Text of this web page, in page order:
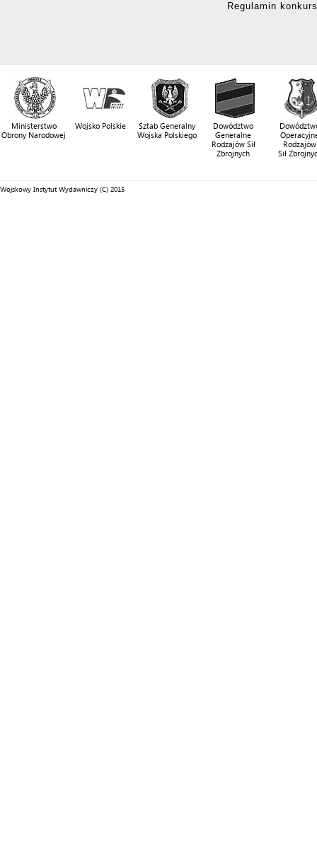
Regulamin
Ministerstwo
Obrony Narodowej
Wojsko Polskie
Sztab Generalny
Wojska Polskiego
Dowództwo
Generalne
Rodzajów Sił
Zbrojnych
Rodzajów
Sił
Wojskowy Instytut Wydawniczy (C) 2015